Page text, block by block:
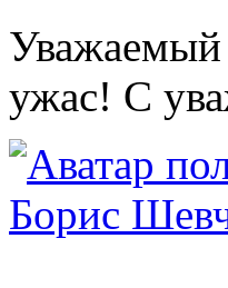
ужас! С
Борис